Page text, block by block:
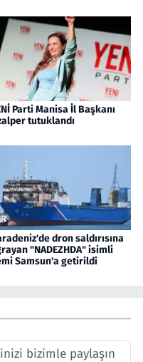
Parti Manisa İl Başkanı
tutuklandı
dron saldırısına
"NADEZHDA" isimli
Samsun'a getirildi